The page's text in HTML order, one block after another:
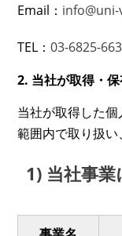
Email：
TEL：03-6825-
2. 当社が取得・
当社が取得した
範囲内で取り扱い
1) 当社事